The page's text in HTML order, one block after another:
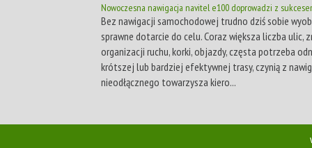
Nowoczesna nawigacja navitel e100 doprowadzi z
Bez nawigacji samochodowej trudno dziś sobie
sprawne dotarcie do celu. Coraz większa liczba ulic,
organizacji ruchu, korki, objazdy, częsta potrzeba
krótszej lub bardziej efektywnej trasy, czynią z
nieodłącznego towarzysza kiero...